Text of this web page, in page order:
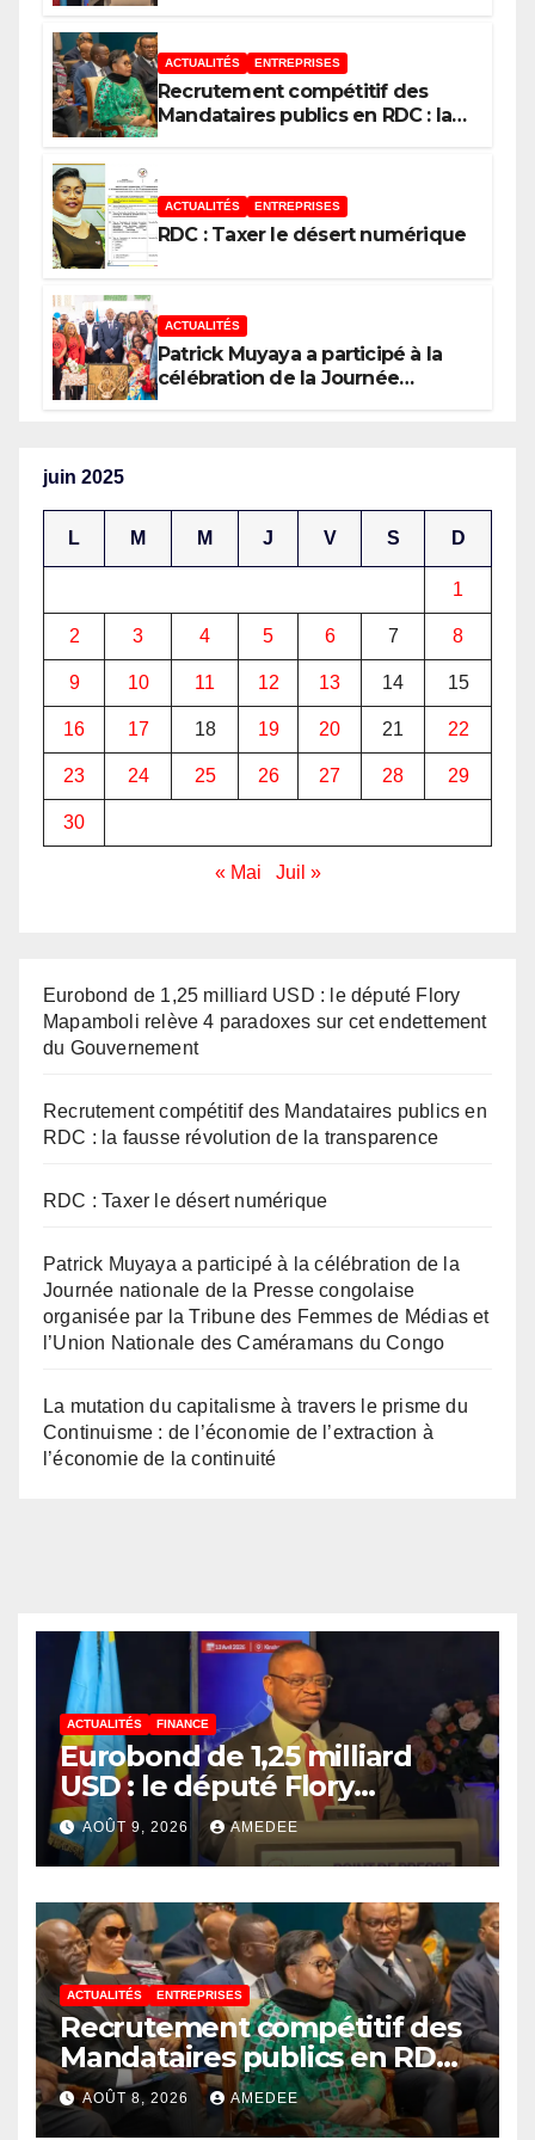
ACTUALITÉS ENTREPRISES
Recrutement compétitif des
Mandataires publics en RDC : la
ACTUALITÉS ENTREPRISES
RDC : Taxer le désert numérique
ACTUALITÉS
Patrick Muyaya a participé à la
célébration de la Journée
juin 2025
L M M J V S D
1
2 3 4 5 6 7 8
9 10 11 12 13 14 15
16 17 18 19 20 21 22
23 24 25 26 27 28 29
30
« Mai Juil »
Eurobond de 1,25 milliard USD : le député Flory
Mapamboli relève 4 paradoxes sur cet endettement
du Gouvernement
Recrutement compétitif des Mandataires publics en
RDC : la fausse révolution de la transparence
RDC : Taxer le désert numérique
Patrick Muyaya a participé à la célébration de la
Journée nationale de la Presse congolaise
organisée par la Tribune des Femmes de Médias et
l’Union Nationale des Caméramans du Congo
La mutation du capitalisme à travers le prisme du
Continuisme : de l’économie de l’extraction à
l’économie de la continuité
ACTUALITÉS FINANCE
Eurobond de 1,25 milliard
USD : le député Flory
Mapamboli relève 4
paradoxes sur cet
endettement du
Gouvernement
AOÛT 9, 2026 AMEDEE
ACTUALITÉS ENTREPRISES
Recrutement compétitif des
Mandataires publics en RDC :
la fausse révolution de la
transparence
AOÛT 8, 2026 AMEDEE